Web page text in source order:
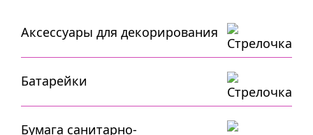
Аксессуары для декорирования
Батарейки
Бумага санитарно-